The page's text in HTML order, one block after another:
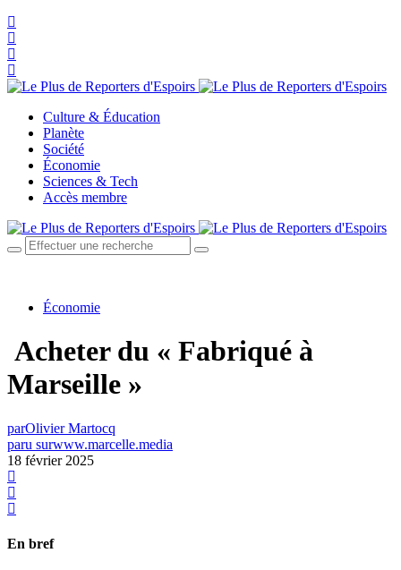
Culture & Éducation
Planète
Société
Économie
Sciences & Tech
Accès membre
Économie
Acheter du « Fabriqué à
Marseille »
parOlivier Martocq
paru surwww.marcelle.media
18 février 2025
En bref